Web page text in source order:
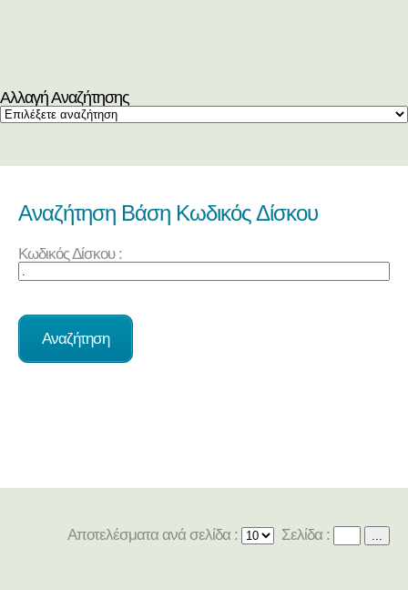
Αλλαγή Αναζήτησης
Αναζήτηση Βάση Κωδικός Δίσκου
Κωδικός Δίσκου :
Αποτελέσματα ανά σελίδα : Σελίδα : ...